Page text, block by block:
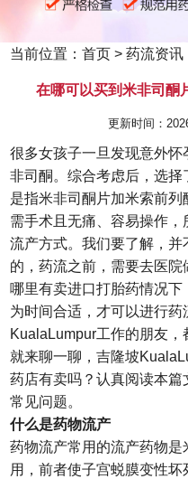
当前位置：首页 >药流资讯
在哪可以买到米非司酮
更新时间：
很多女孩子一旦发现意外
非司酮。综合考虑后，选
是指米非司酮片加米索前
需手术且无痛、容易操作
流产方式。我们要了解，
的，药流之前，需要去医
哪里有卖进口打胎药情况
为时间合适，才可以进行药
KualaLumpur工作的朋友
就来聊一聊，吉隆坡
药店有卖吗？认真阅读本
常见问题。
什么是药物流产
药物流产常用的流产药物
用，前者使子宫蜕膜变性